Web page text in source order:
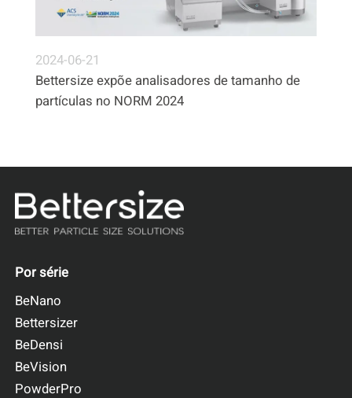
2024-06-21
Bettersize expõe analisadores de tamanho de
partículas no NORM 2024
Por série
BeNano
Bettersizer
BeDensi
BeVision
PowderPro